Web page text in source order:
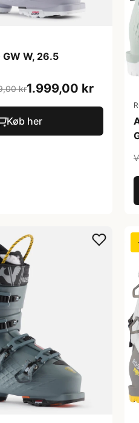
W, 26.5
kr1.999,00 kr
Køb her